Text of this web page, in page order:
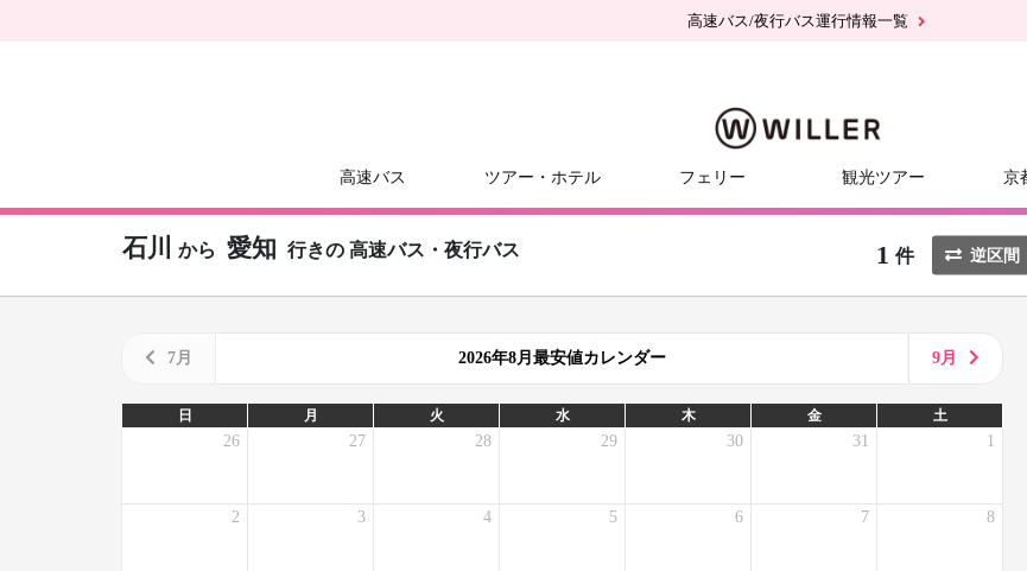
高速バス/夜行バス運行情報一覧
高速バス ツアー・ホテル フェリー 観光ツアー 京
石川 から 愛知 行きの 高速バス・夜行バス 1 件 逆区間
7月 2026年8月最安値カレンダー 9月
日 月 火 水 木 金 土
26 27 28 29 30 31 1
2 3 4 5 6 7 8